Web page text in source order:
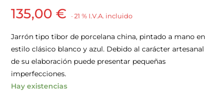
135,00€ · 21 % I.V.A. incluido
Jarrón tipo tibor de porcelana china, pintado a mano en
estilo clásico blanco y azul. Debido al carácter artesanal
de su elaboración puede presentar pequeñas
imperfecciones.
Hay existencias